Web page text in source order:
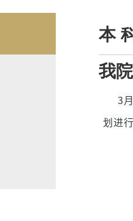
本
我
3
划进